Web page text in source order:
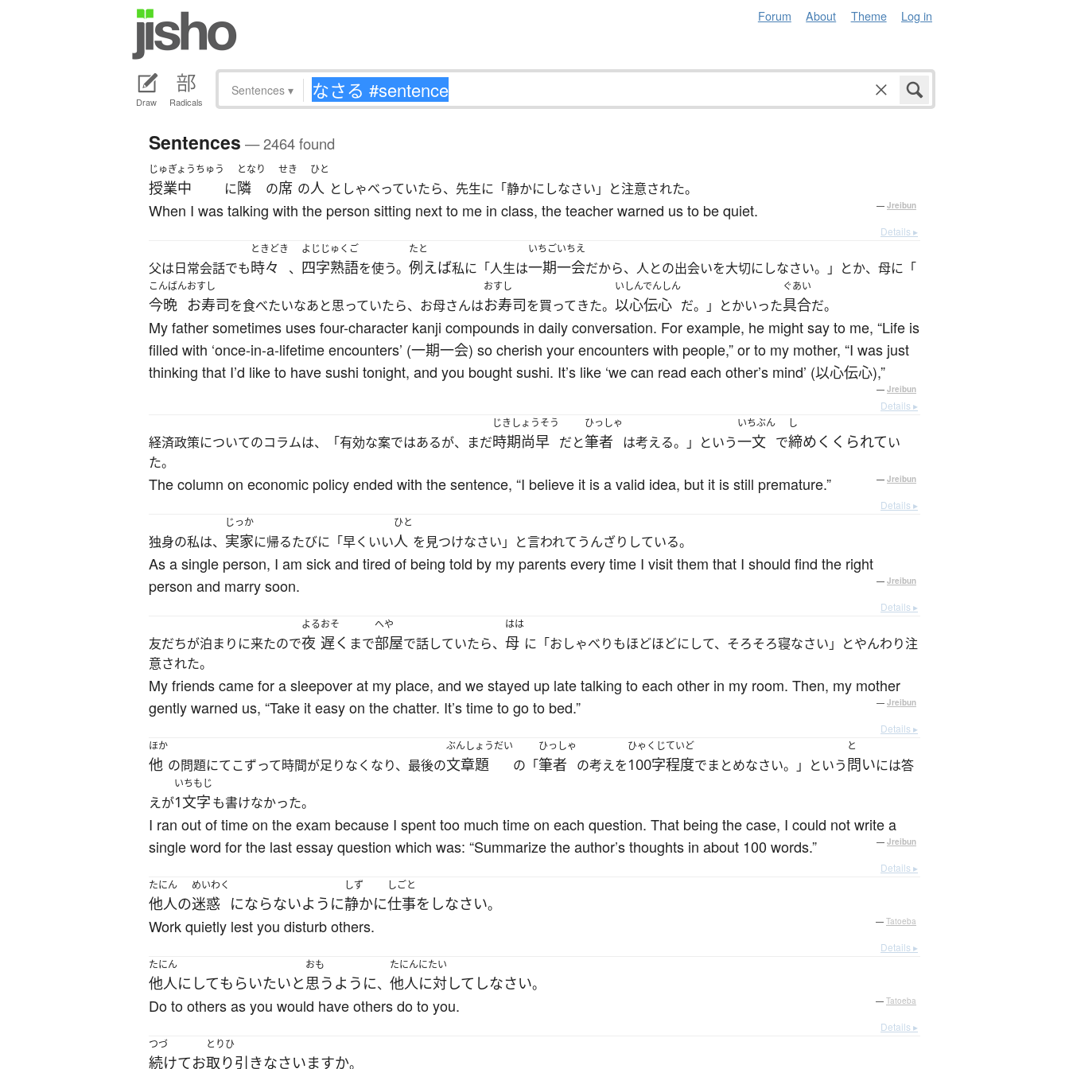
Forum About Theme Log in
Draw Radicals
Sentences ▾
Sentences — 2464 found
じゅぎょうちゅう
授業中 に
となり
隣 の
せき
席 の
ひと
人 としゃべっていたら、先生に「静かにしなさい」と注意された。
When I was talking with the person sitting next to me in class, the teacher warned us to be quiet. — Jreibun
Details ▸
父は日常会話でも
ときどき
時々 、
よじじゅくご
四字熟語を使う。
たと
例えば私に「人生は
いちごいちえ
一期一会だから、人との出会いを大切にしなさい。」とか、母に「
こんばん
今晩
おすし
お寿司を食べたいなあと思っていたら、お母さんは
おすし
お寿司を買ってきた。
いしんでんしん
以心伝心 だ。」とかいった
ぐあい
具合だ。
My father sometimes uses four-character kanji compounds in daily conversation. For example, he might say to me, “Life is
filled with ‘once-in-a-lifetime encounters’ (一期一会) so cherish your encounters with people,” or to my mother, “I was just
thinking that I’d like to have sushi tonight, and you bought sushi. It’s like ‘we can read each other’s mind’ (以心伝心),”
— Jreibun
Details ▸
経済政策についてのコラムは、「有効な案ではあるが、まだ
じきしょうそう
時期尚早 だと
ひっしゃ
筆者 は考える。」という
いちぶん
一文 で
し
締めくくられてい
た。
The column on economic policy ended with the sentence, “I believe it is a valid idea, but it is still premature.” — Jreibun
Details ▸
独身の私は、
じっか
実家に帰るたびに「早くいい
ひと
人 を見つけなさい」と言われてうんざりしている。
As a single person, I am sick and tired of being told by my parents every time I visit them that I should find the right
person and marry soon.
— Jreibun
Details ▸
友だちが泊まりに来たので
よる
夜
おそ
遅く まで
へや
部屋で話していたら、
はは
母 に「おしゃべりもほどほどにして、そろそろ寝なさい」とやんわり注
意された。
My friends came for a sleepover at my place, and we stayed up late talking to each other in my room. Then, my mother
gently warned us, “Take it easy on the chatter. It’s time to go to bed.”
— Jreibun
Details ▸
ほか
他 の問題にてこずって時間が足りなくなり、最後の
ぶんしょうだい
文章題 の「
ひっしゃ
筆者 の考えを
ひゃくじていど
100字程度でまとめなさい。」という
と
問いには答
えが
いちもじ
1文字も書けなかった。
I ran out of time on the exam because I spent too much time on each question. That being the case, I could not write a
single word for the last essay question which was: “Summarize the author’s thoughts in about 100 words.”
— Jreibun
Details ▸
たにん
他人の
めいわく
迷惑 にならないように
しず
静かに
しごと
仕事を しなさい。
Work quietly lest you disturb others. — Tatoeba
Details ▸
たにん
他人に してもらいたいと
おも
思うように、
たにん
他人
にたい
に対して しなさい。
Do to others as you would have others do to you. — Tatoeba
Details ▸
つづ
続けてお
とりひ
取り引きなさいますか。